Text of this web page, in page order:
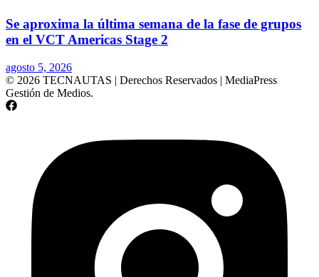
Se aproxima la última semana de la fase de grupos
en el VCT Americas Stage 2
agosto 5, 2026
© 2026 TECNAUTAS | Derechos Reservados | MediaPress
Gestión de Medios.